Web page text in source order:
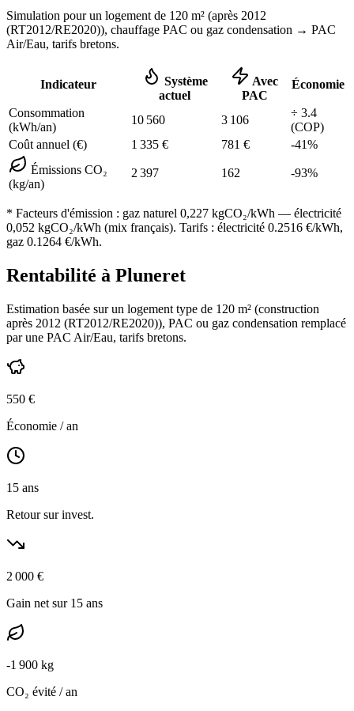
Simulation pour un logement de 120 m² (après 2012
(RT2012/RE2020)), chauffage PAC ou gaz condensation → PAC
Air/Eau, tarifs bretons.
Indicateur
Système
actuel
Avec
PAC
Économie
Consommation
(kWh/an)
10 560 3 106
÷ 3.4
(COP)
Coût annuel (€)
1 335 € 781 € -41%
Émissions CO₂
(kg/an)
2 397 162 -93%
* Facteurs d'émission : gaz naturel 0,227 kgCO₂/kWh — électricité
0,052 kgCO₂/kWh (mix français). Tarifs : électricité 0.2516 €/kWh,
gaz 0.1264 €/kWh.
Rentabilité à Pluneret
Estimation basée sur un logement type de 120 m² (construction
après 2012 (RT2012/RE2020)), PAC ou gaz condensation remplacé
par une PAC Air/Eau, tarifs bretons.
550 €
Économie / an
15 ans
Retour sur invest.
2 000 €
Gain net sur 15 ans
-1 900 kg
CO₂ évité / an